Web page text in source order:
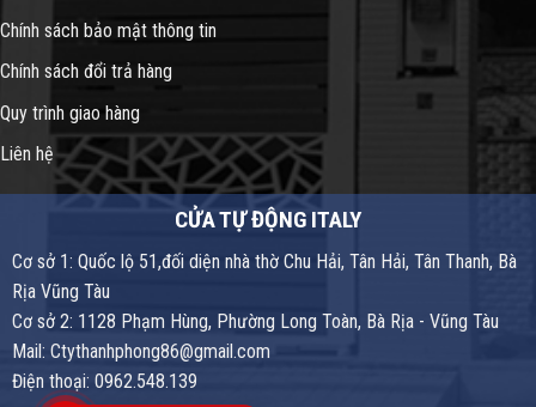
Chính sách bảo mật thông tin
Chính sách đổi trả hàng
Quy trình giao hàng
Liên hệ
CỬA TỰ ĐỘNG ITALY
Cơ sở 1: Quốc lộ 51,đối diện nhà thờ Chu Hải, Tân Hải, Tân Thanh, Bà
Rịa Vũng Tàu
Cơ sở 2: 1128 Phạm Hùng, Phường Long Toàn, Bà Rịa - Vũng Tàu
Mail: Ctythanhphong86@gmail.com
Điện thoại: 0962.548.139